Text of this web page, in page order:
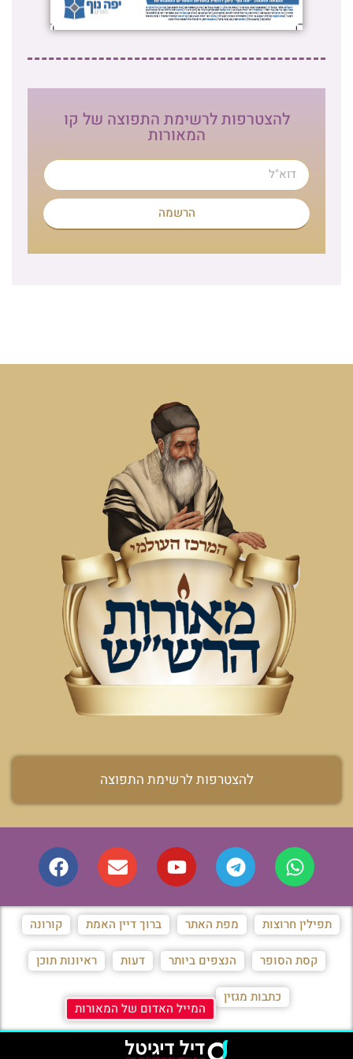
להצטרפות לרשימת התפוצה של קו
המאורות
הרשמה
להצטרפות לרשימת התפוצה
תפילין חרוצות מפת האתר ברוך דיין האמת קורונה
קסת הסופר הנצפים ביותר דעות ראיונות תוכן
כתבות מגזין
המייל האדום של המאורות